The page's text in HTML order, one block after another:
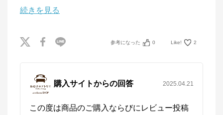
続きを見る
参考になった 0 Like! 2
購入サイトからの回答 2025.04.21
この度は商品のご購入ならびにレビュー投稿